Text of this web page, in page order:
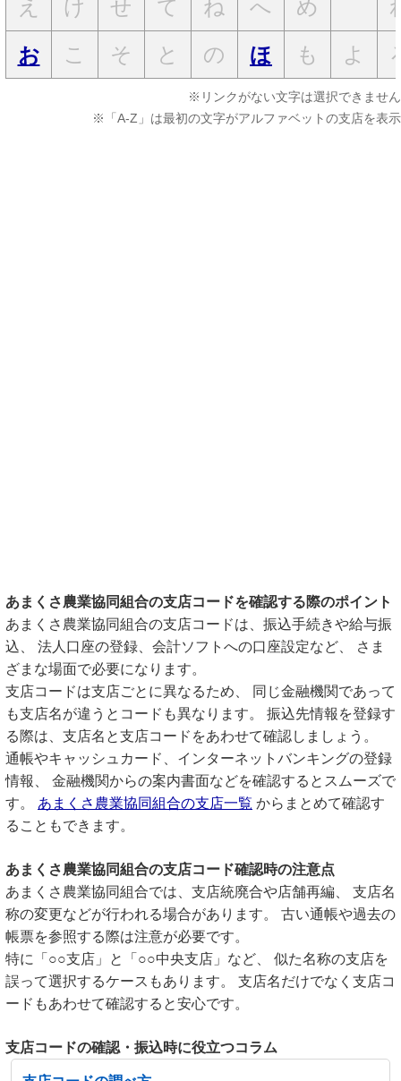
え
け せ て ね へ め
お
こ そ と の ほ も よ
※リンクがない文字は選択できません
※「A-Z」は最初の文字がアルファベットの支店を表示
あまくさ農業協同組合の支店コードを確認する際のポイント
あまくさ農業協同組合の支店コードは、振込手続きや給与振
込、 法人口座の登録、会計ソフトへの口座設定など、 さま
ざまな場面で必要になります。
支店コードは支店ごとに異なるため、 同じ金融機関であって
も支店名が違うとコードも異なります。 振込先情報を登録す
る際は、支店名と支店コードをあわせて確認しましょう。
通帳やキャッシュカード、インターネットバンキングの登録
情報、 金融機関からの案内書面などを確認するとスムーズで
す。 あまくさ農業協同組合の支店一覧 からまとめて確認す
ることもできます。
あまくさ農業協同組合の支店コード確認時の注意点
あまくさ農業協同組合では、支店統廃合や店舗再編、 支店名
称の変更などが行われる場合があります。 古い通帳や過去の
帳票を参照する際は注意が必要です。
特に「○○支店」と「○○中央支店」など、 似た名称の支店を
誤って選択するケースもあります。 支店名だけでなく支店コ
ードもあわせて確認すると安心です。
支店コードの確認・振込時に役立つコラム